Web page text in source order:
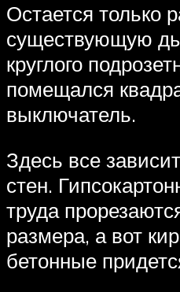
Остается только
существующую
круглого
помещался
выключатель.
Здесь все
стен.
труда
размера, а вот
бетонные